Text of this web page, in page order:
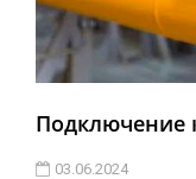
Подключение
03.06.2024